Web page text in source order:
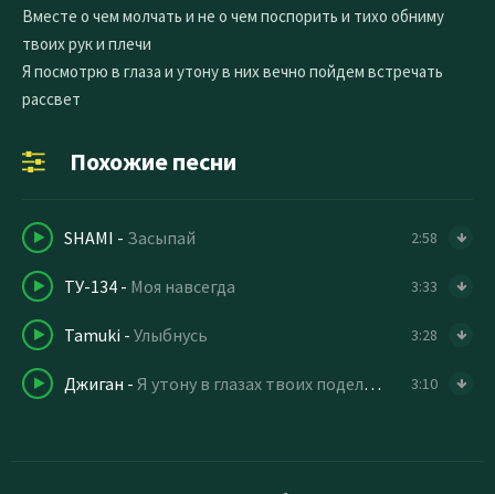
Вместе о чем молчать и не о чем поспорить и тихо обниму
твоих рук и плечи
Я посмотрю в глаза и утону в них вечно пойдем встречать
рассвет
Похожие песни
SHAMI - Засыпай 2:58
ТУ-134 - Моя навсегда 3:33
Tamuki - Улыбнусь 3:28
Джиган - Я утону в глазах твоих поделим на двоих 3:10